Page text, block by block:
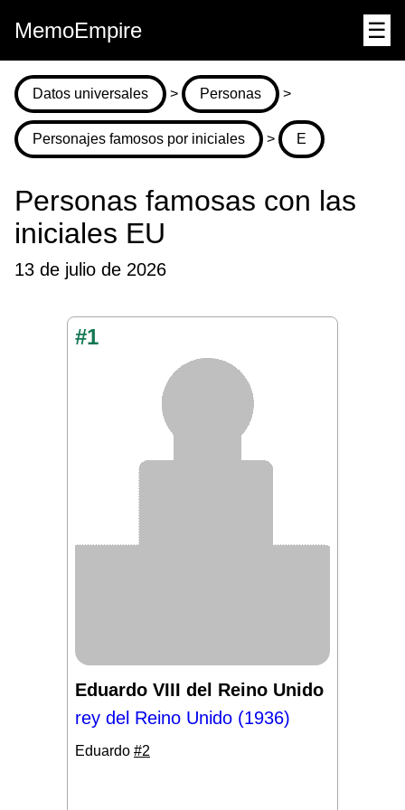
MemoEmpire ☰
Datos universales > Personas >
Personajes famosos por iniciales > E
Personas famosas con las
iniciales EU
13 de julio de 2026
#1
Eduardo VIII del Reino Unido
rey del Reino Unido (1936)
Eduardo #2